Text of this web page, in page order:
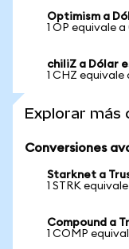
Optimism a
1 OP equivale
chiliZ a Dólar
1 CHZ equivale
Explorar más
Conversiones
Starknet a
1 STRK
Compound a
1 COMP